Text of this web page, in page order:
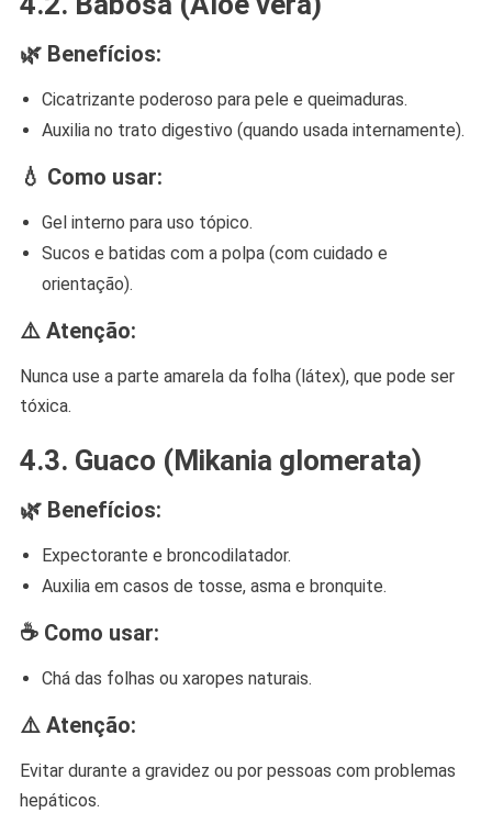
🌿 Benefícios:
Cicatrizante poderoso para pele e queimaduras.
Auxilia no trato digestivo (quando usada internamente).
💧 Como usar:
Gel interno para uso tópico.
Sucos e batidas com a polpa (com cuidado e
orientação).
⚠️ Atenção:
Nunca use a parte amarela da folha (látex), que pode ser
tóxica.
4.3. Guaco (Mikania glomerata)
🌿 Benefícios:
Expectorante e broncodilatador.
Auxilia em casos de tosse, asma e bronquite.
☕ Como usar:
Chá das folhas ou xaropes naturais.
⚠️ Atenção:
Evitar durante a gravidez ou por pessoas com problemas
hepáticos.